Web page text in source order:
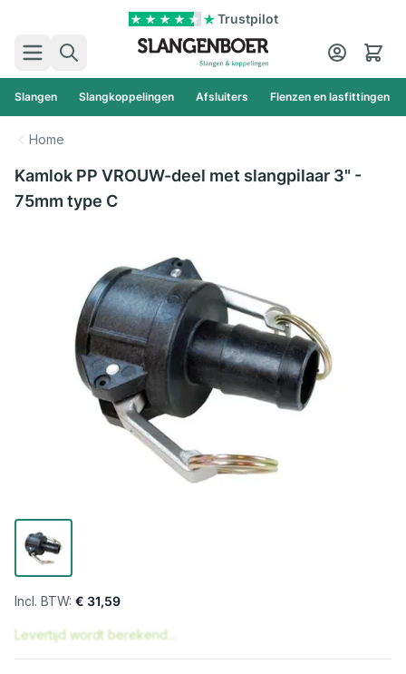
Trustpilot
Zoek
Cart
Slangen Slangkoppelingen Afsluiters Flenzen en lasfittingen
Home
Kamlok PP VROUW-deel met slangpilaar 3" -
75mm type C
€ 31,59
Levertijd wordt berekend...